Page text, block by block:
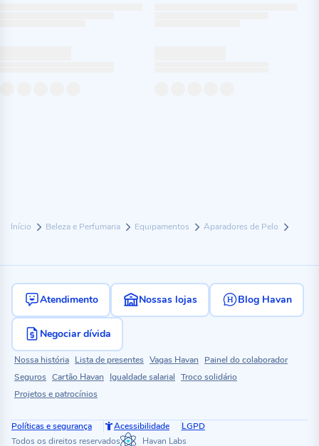
Início Beleza e Perfumaria Equipamentos Aparadores de Pelo
Atendimento Nossas lojas Blog Havan
Negociar dívida
Nossa história Lista de presentes Vagas Havan
Painel do colaborador
Seguros Cartão Havan Igualdade salarial Troco solidário
Projetos e patrocínios
Políticas e segurança Acessibilidade
LGPD
Todos os direitos reservados
Havan Labs